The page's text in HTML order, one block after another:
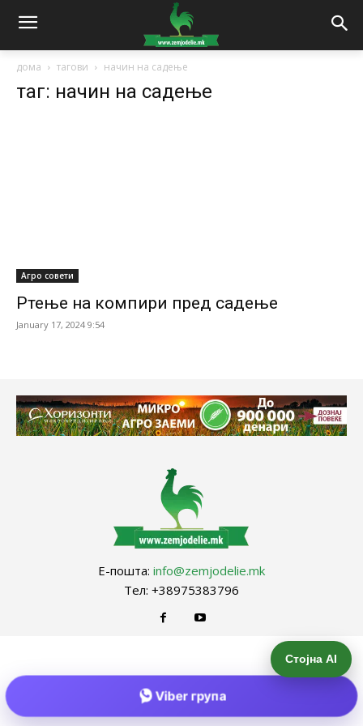
дома тагови начин на садење
таг: начин на садење
Агро совети
Ртење на компири пред садење
January 17, 2024 9:54
Е-пошта: info@zemjodelie.mk
Тел: +38975383796
Стојна AI
Viber група